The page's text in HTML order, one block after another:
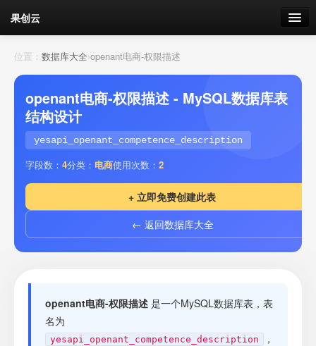
果创云
数据表单
API接口
云存储
流量 剩余接口流量
套餐
位置： 数据库大全›openant电商-权限描述
openant电商-权限描述 - MySQL数据库表
结构设计
yesapi_openant_competence_description
字段数： 4分类： 电商使用次数： 2
+ 立即免费创建此表
← 返回数据库大全
openant电商-权限描述 是一个MySQL数据库表，表
名为
yesapi_openant_competence_description
，